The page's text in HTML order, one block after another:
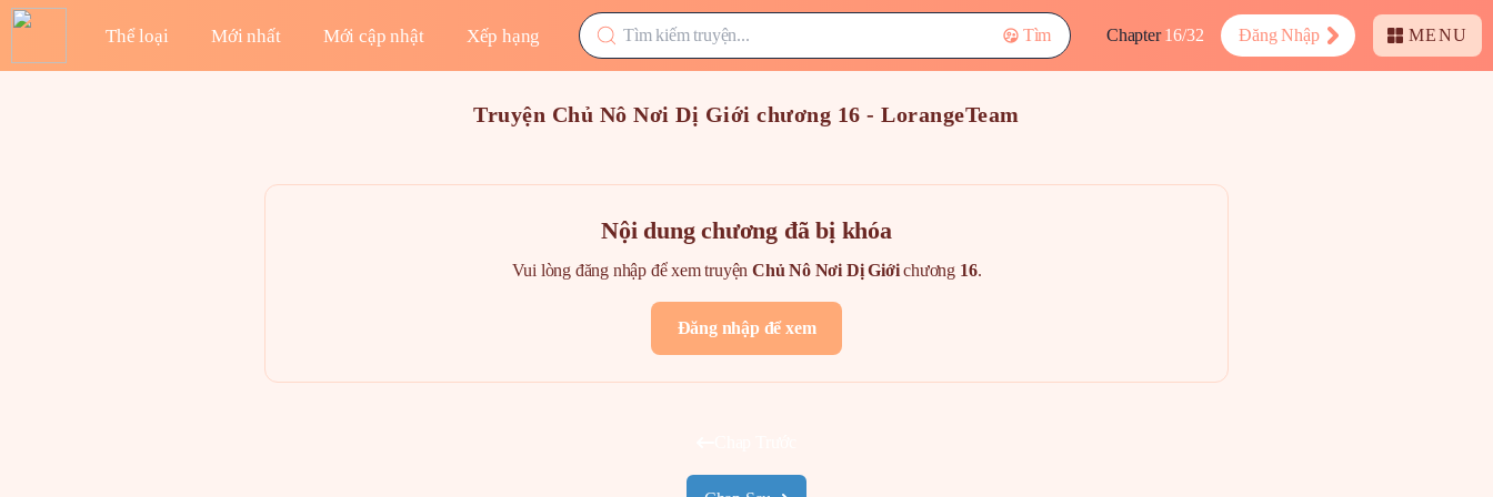
Thể loại Mới nhất Mới cập nhật Xếp hạng Tìm Chapter 16/32 Đăng Nhập MENU
Truyện Chủ Nô Nơi Dị Giới chương 16 - LorangeTeam
Nội dung chương đã bị khóa
Vui lòng đăng nhập để xem truyệnChủ Nô Nơi Dị Giớichương 16.
Đăng nhập để xem